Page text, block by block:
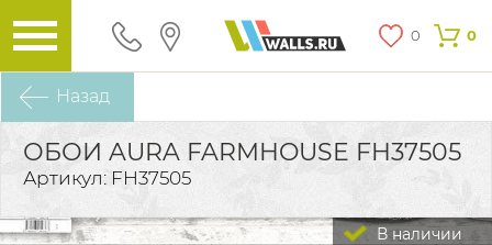
0 0
Назад
ОБОИ AURA FARMHOUSE FH37505
Артикул: FH37505
В наличии